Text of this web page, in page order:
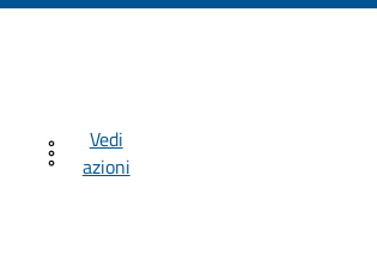
Vedi
azioni